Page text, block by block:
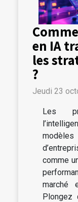
en IA
les
?
Jeudi 23
Les
comme
marché
Plongez